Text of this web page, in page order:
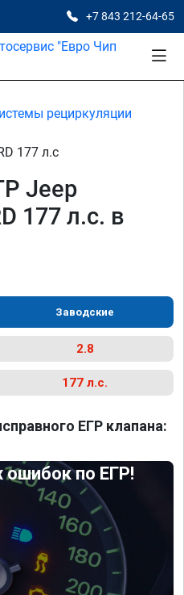
+7 843 212-64-65
рециркуляции
177 л.с
Jeep
177 л.с. в
Заводские
2.8
177 л.с.
ЕГР клапана:
ошибок по ЕГР!